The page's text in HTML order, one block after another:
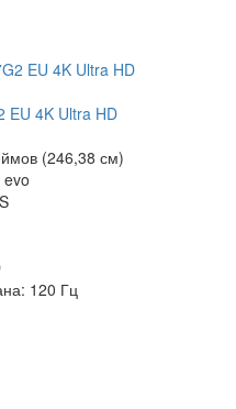
EU 4K Ultra HD
(246,38 см)
evo
120 Гц